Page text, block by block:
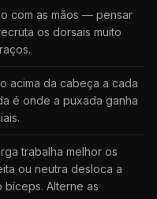
com as mãos — pensar
os dorsais muito
acima da cabeça a cada
é onde a puxada ganha
trabalha melhor os
ou neutra desloca a
Alterne as